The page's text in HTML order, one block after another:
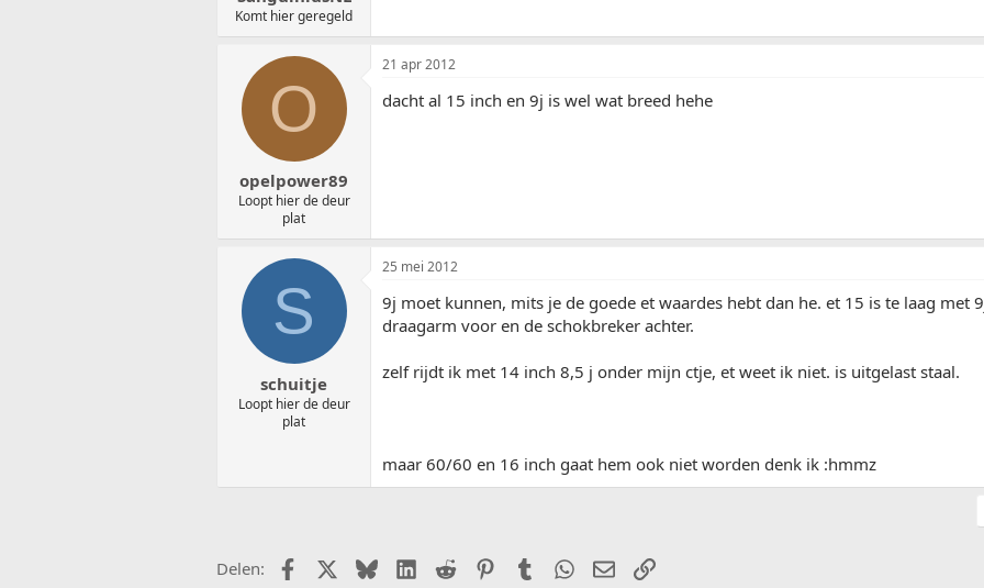
Komt hier geregeld
O
opelpower89
Loopt hier de deur
plat
21 apr 2012
dacht al 15 inch en 9j is wel wat breed hehe
S
schuitje
Loopt hier de deur
plat
25 mei 2012
9j moet kunnen, mits je de goede et waardes hebt dan he. et 15 is te laag met
draagarm voor en de schokbreker achter.
zelf rijdt ik met 14 inch 8,5 j onder mijn ctje, et weet ik niet. is uitgelast staal.
maar 60/60 en 16 inch gaat hem ook niet worden denk ik :hmmz
Delen: FacebookX (Twitter)
BlueskyLinkedIn
Reddit PinterestTumblr WhatsApp
E-mailLink